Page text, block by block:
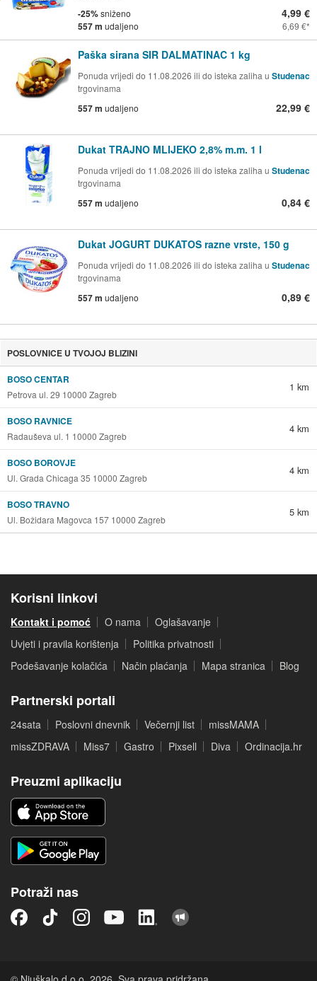
-25%sniženo
557 m udaljeno
4,99 €
6,69 €
Paška sirana SIR DALMATINAC 1 kg
Ponuda vrijedi do 11.08.2026 ili do isteka zaliha u Studenac
trgovinama
557 m udaljeno 22,99 €
Dukat TRAJNO MLIJEKO 2,8% m.m. 1 l
Ponuda vrijedi do 11.08.2026 ili do isteka zaliha u Studenac
trgovinama
557 m udaljeno 0,84 €
Dukat JOGURT DUKATOS razne vrste, 150 g
Ponuda vrijedi do 11.08.2026 ili do isteka zaliha u Studenac
trgovinama
557 m udaljeno 0,89 €
POSLOVNICE U TVOJOJ BLIZINI
BOSO CENTAR
Petrova ul. 29 10000 Zagreb
1 km
BOSO RAVNICE
Radauševa ul. 1 10000 Zagreb
4 km
BOSO BOROVJE
Ul. Grada Chicaga 35 10000 Zagreb
4 km
BOSO TRAVNO
Ul. Božidara Magovca 157 10000 Zagreb
5 km
Korisni linkovi
Kontakt i pomoć O nama
Oglašavanje
Uvjeti i pravila korištenja
Politika privatnosti
Podešavanje kolačića
Način plaćanja Mapa stranica Blog
Partnerski portali
24sata Poslovni dnevnik Večernji list
missMAMA
missZDRAVA
Miss7 Gastro Pixsell Diva Ordinacija.hr
Preuzmi aplikaciju
Potraži nas